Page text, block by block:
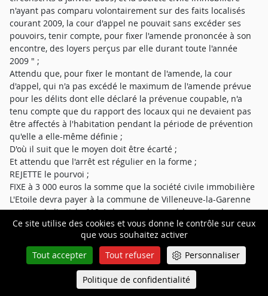
Ce site utilise des cookies et vous donne le contrôle sur ceux
que vous souhaitez activer
Tout accepter
Tout refuser Personnaliser
Politique de confidentialité
n'ayant pas comparu volontairement sur des faits localisés
courant 2009, la cour d'appel ne pouvait sans excéder ses
pouvoirs, tenir compte, pour fixer l'amende prononcée à son
encontre, des loyers perçus par elle durant toute l'année
2009 " ;
Attendu que, pour fixer le montant de l'amende, la cour
d'appel, qui n'a pas excédé le maximum de l'amende prévue
pour les délits dont elle déclaré la prévenue coupable, n'a
tenu compte que du rapport des locaux qui ne devaient pas
être affectés à l'habitation pendant la période de prévention
qu'elle a elle-même définie ;
D'où il suit que le moyen doit être écarté ;
Et attendu que l'arrêt est régulier en la forme ;
REJETTE le pourvoi ;
FIXE à 3 000 euros la somme que la société civile immobilière
L'Etoile devra payer à la commune de Villeneuve-la-Garenne
au titre de l'article 618-1 du code de procédure pénale ;
Ainsi fait et jugé par la Cour de cassation, chambre
criminelle, et prononcé par le président le huit décembre
deux mille quinze ;
En foi de quoi le présent arrêt a été signé par le président, le
rapporteur et le greffier de chambre.
Queue-Fair